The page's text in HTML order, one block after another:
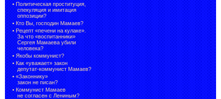
• Политическая проституция,
спекуляция и имитация
оппозиции?
• Кто Вы, господин Мамаев?
• Рецепт «печени на кулаке».
За что «воспитанники»
Сергея Мамаева убили
человека?
• Якобы коммунист?
• Как «уважает» закон
депутат-коммунист Мамаев?
• «Законнику»
закон не писан?
• Коммунист Мамаев
не согласен с Лениным?